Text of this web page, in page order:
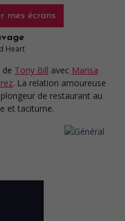
mes écrans
Heart
de Tony Bill avec Marisa
. La relation amoureuse
de restaurant au
et taciturne.